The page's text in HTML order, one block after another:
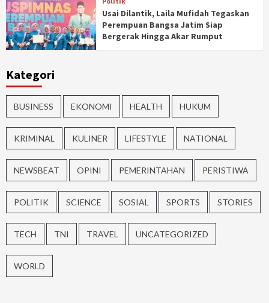
Usai Dilantik, Laila Mufidah Tegaskan
Perempuan Bangsa Jatim Siap
Bergerak Hingga Akar Rumput
Kategori
BUSINESS EKONOMI HEALTH HUKUM
KRIMINAL KULINER LIFESTYLE NATIONAL
NEWSBEAT OPINI PEMERINTAHAN PERISTIWA
POLITIK SCIENCE SOSIAL SPORTS STORIES
TECH TNI TRAVEL UNCATEGORIZED
WORLD